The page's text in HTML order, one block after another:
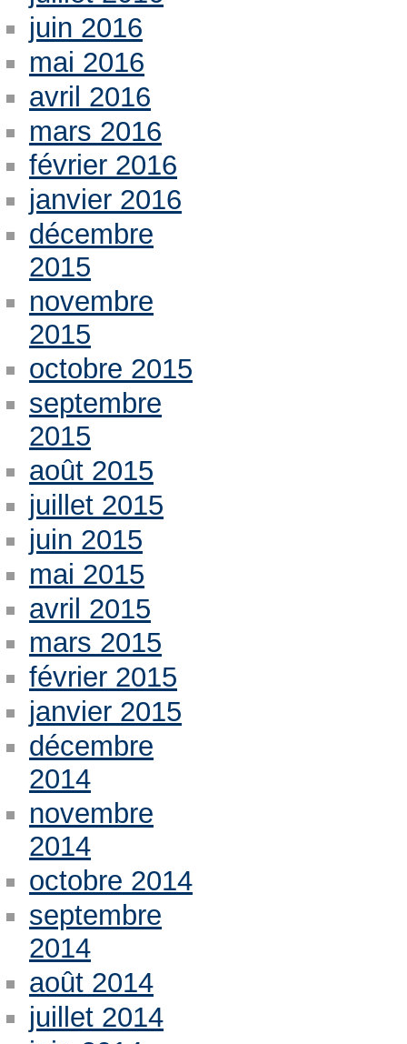
juin 2016
mai 2016
avril 2016
mars 2016
février 2016
janvier 2016
décembre
2015
novembre
2015
octobre 2015
septembre
2015
août 2015
juillet 2015
juin 2015
mai 2015
avril 2015
mars 2015
février 2015
janvier 2015
décembre
2014
novembre
2014
octobre 2014
septembre
2014
août 2014
juillet 2014